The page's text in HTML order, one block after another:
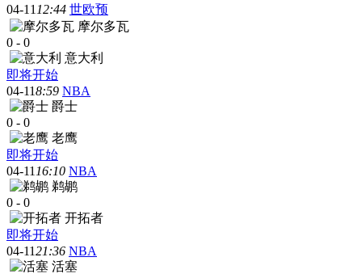
04-11 12:44 世欧预
摩尔多瓦
0 - 0
意大利
即将开始
04-118:59 NBA
爵士
0 - 0
老鹰
即将开始
04-11 16:10 NBA
鹈鹕
0 - 0
开拓者
即将开始
04-1121:36 NBA
活塞